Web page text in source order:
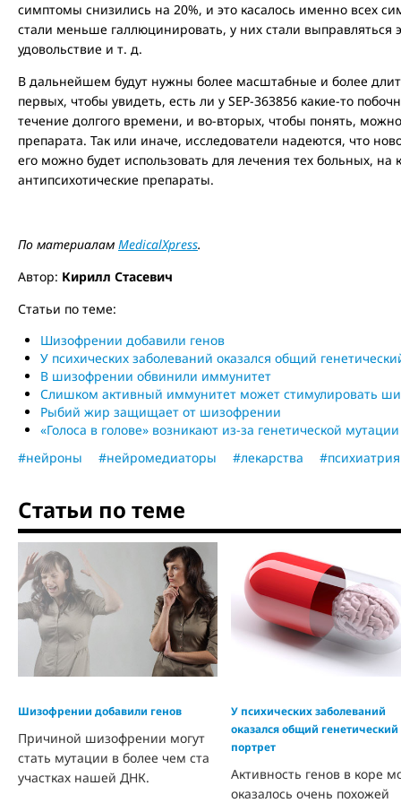
симптомы снизились на 20%, и это касалось именно всех
стали меньше галлюцинировать, у них стали выправляться
удовольствие и т. д.
В дальнейшем будут нужны более масштабные и более
первых, чтобы увидеть, есть ли у SEP-363856 какие-то
течение долгого времени, и во-вторых, чтобы понять,
препарата. Так или иначе, исследователи надеются, что
его можно будет использовать для лечения тех больных,
антипсихотические препараты.
По материалам MedicalXpress.
Автор: Кирилл Стасевич
Статьи по теме:
Шизофрении добавили генов
У психических заболеваний оказался общий
В шизофрении обвинили иммунитет
Слишком активный иммунитет может стимулировать
Рыбий жир защищает от шизофрении
«Голоса в голове» возникают из-за генетической мутации
#нейроны
#нейромедиаторы #лекарства #психиатрия
Статьи по теме
Шизофрении добавили генов
Причиной шизофрении могут
стать мутации в более чем ста
участках нашей ДНК.
У психических заболеваний
оказался общий генетический
портрет
Активность генов в коре
оказалось очень похожей